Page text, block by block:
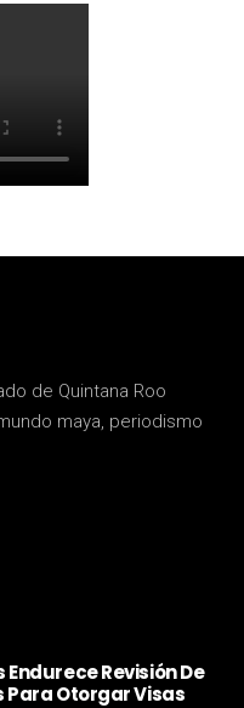
de Quintana Roo
maya, periodismo
Endurece Revisión De
Para Otorgar Visas